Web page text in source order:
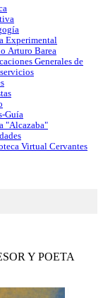
Experimental
Arturo Barea
Generales de
Guía
"Alcazaba"
Virtual Cervantes
Y POETA